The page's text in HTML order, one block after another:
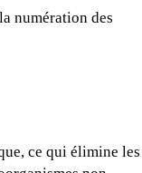
numération des
ce qui élimine les